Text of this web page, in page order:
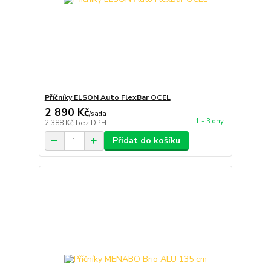
Příčníky ELSON Auto FlexBar OCEL
2 890 Kč/sada
2 388 Kč bez DPH 1 - 3 dny
Přidat do košíku